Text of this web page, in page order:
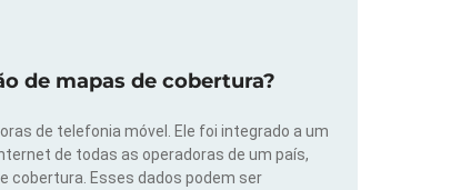
de mapas de cobertura?
de telefonia móvel. Ele foi integrado a um
de todas as operadoras de um país,
cobertura. Esses dados podem ser